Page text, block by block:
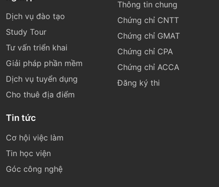
Dịch vụ đào tạo
Study Tour
Tư vấn triển khai
Giải pháp phần mềm
Dịch vụ tuyển dụng
Cho thuê địa điểm
Thông tin chung
Chứng chỉ CNTT
Chứng chỉ GMAT
Chứng chỉ CPA
Chứng chỉ ACCA
Đăng ký thi
Tin tức
Cơ hội việc làm
Tin học viện
Góc công nghệ